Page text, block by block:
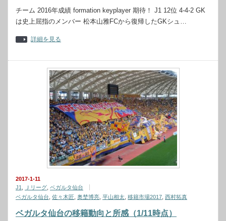
チーム 2016年成績 formation keyplayer 期待！ J1 12位 4-4-2 GK
は史上屈指のメンバー 松本山雅FCから復帰したGKシュ…
詳細を見る
2017-1-11
J1
Ｊリーグ ベガルタ仙台
ベガルタ仙台 佐々木匠 奥埜博亮 平山相太 移籍市場2017 西村拓真
ベガルタ仙台の移籍動向と所感（1/11時点）